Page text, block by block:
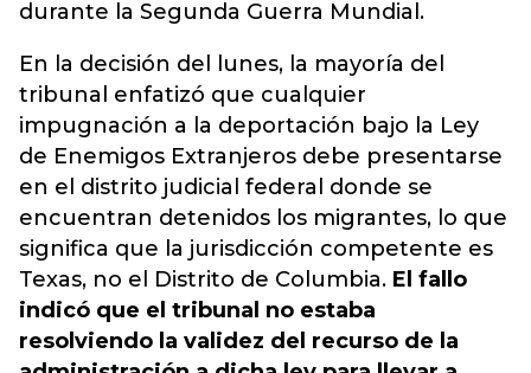
durante la Segunda Guerra Mundial.
En la decisión del lunes, la mayoría del
tribunal enfatizó que cualquier
impugnación a la deportación bajo la Ley
de Enemigos Extranjeros debe presentarse
en el distrito judicial federal donde se
encuentran detenidos los migrantes, lo que
significa que la jurisdicción competente es
Texas, no el Distrito de Columbia. El fallo
indicó que el tribunal no estaba
resolviendo la validez del recurso de la